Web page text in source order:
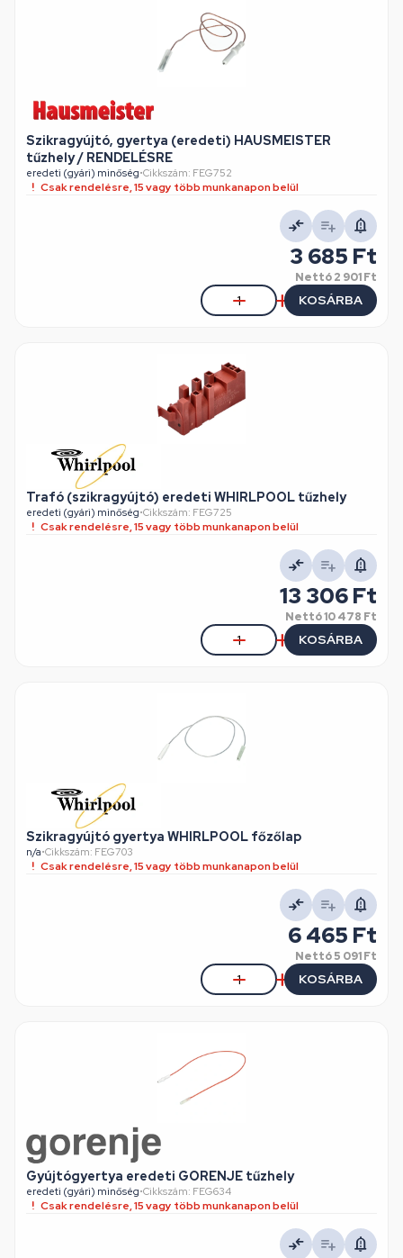
Szikragyújtó, gyertya (eredeti) HAUSMEISTER
tűzhely / RENDELÉSRE
eredeti (gyári) minőség•Cikkszám: FEG752
Csak rendelésre, 15 vagy több munkanapon belül
3 685 Ft
Nettó2 901 Ft
KOSÁRBA
Trafó (szikragyújtó) eredeti WHIRLPOOL tűzhely
eredeti (gyári) minőség•Cikkszám: FEG725
Csak rendelésre, 15 vagy több munkanapon belül
13 306 Ft
Nettó10 478 Ft
KOSÁRBA
Szikragyújtó gyertya WHIRLPOOL főzőlap
n/a•Cikkszám: FEG703
Csak rendelésre, 15 vagy több munkanapon belül
6 465 Ft
Nettó5 091 Ft
KOSÁRBA
Gyújtógyertya eredeti GORENJE tűzhely
eredeti (gyári) minőség•Cikkszám: FEG634
Csak rendelésre, 15 vagy több munkanapon belül